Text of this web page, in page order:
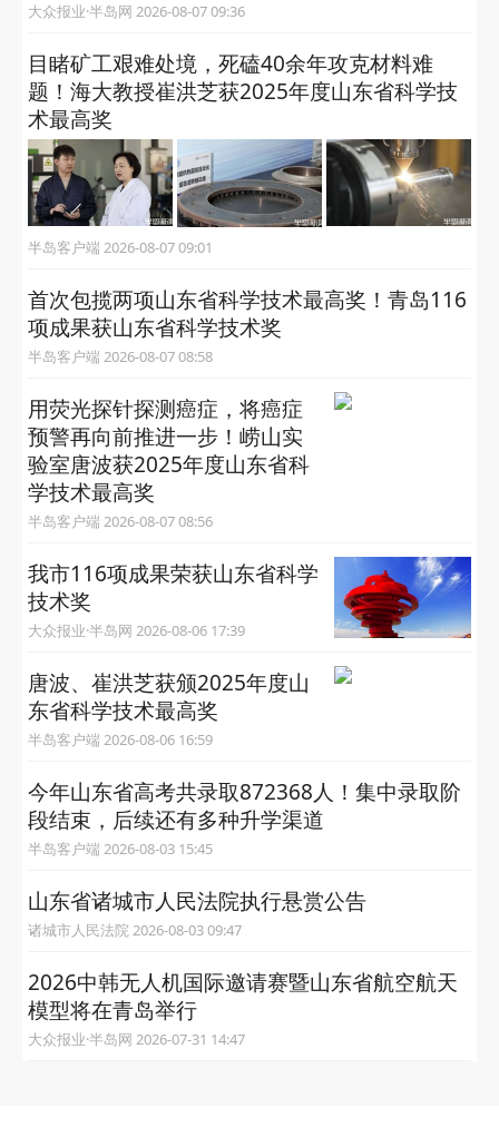
大众报业·半岛网 2026-08-07 09:36
目睹矿工艰难处境，死磕40余年攻克材料难
题！海大教授崔洪芝获2025年度山东省科学技
术最高奖
半岛客户端 2026-08-07 09:01
首次包揽两项山东省科学技术最高奖！青岛116
项成果获山东省科学技术奖
半岛客户端 2026-08-07 08:58
用荧光探针探测癌症，将癌症
预警再向前推进一步！崂山实
验室唐波获2025年度山东省科
学技术最高奖
半岛客户端 2026-08-07 08:56
我市116项成果荣获山东省科学
技术奖
大众报业·半岛网 2026-08-06 17:39
唐波、崔洪芝获颁2025年度山
东省科学技术最高奖
半岛客户端 2026-08-06 16:59
今年山东省高考共录取872368人！集中录取阶
段结束，后续还有多种升学渠道
半岛客户端 2026-08-03 15:45
山东省诸城市人民法院执行悬赏公告
诸城市人民法院 2026-08-03 09:47
2026中韩无人机国际邀请赛暨山东省航空航天
模型将在青岛举行
大众报业·半岛网 2026-07-31 14:47